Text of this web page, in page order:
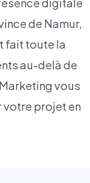
digitale
de Namur,
fait toute la
au-delà de
vous
projet en